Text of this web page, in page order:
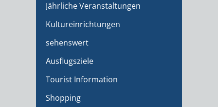
Jährliche Veranstaltungen
Kultureinrichtungen
sehenswert
Ausflugsziele
Tourist Information
Shopping